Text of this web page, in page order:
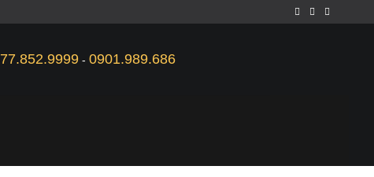
- 0901.989.686